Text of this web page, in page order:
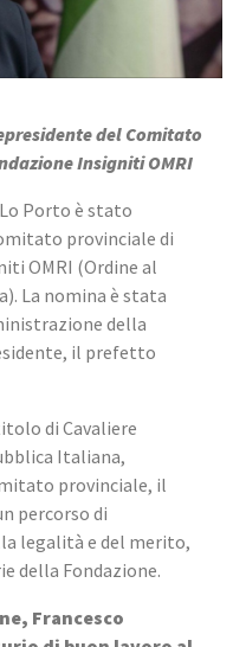
del Comitato
Insigniti OMRI
Porto è stato
provinciale di
OMRI (Ordine al
La nomina è stata
della
il prefetto
di Cavaliere
Italiana,
provinciale, il
percorso di
legalità e del merito,
della Fondazione.
Francesco